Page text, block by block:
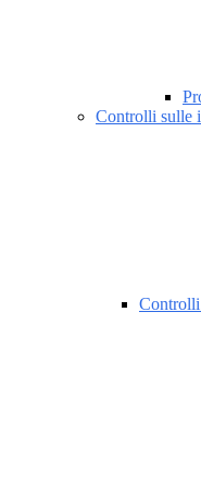
Controlli sulle
Controlli